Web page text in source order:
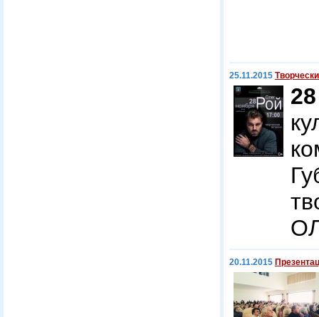
25.11.2015
20.11.2015